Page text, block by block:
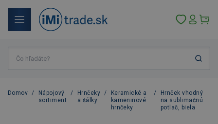
Domov /
Nápojový
sortiment
/
Hrnčeky
a šálky
/
Keramické a
kameninové
hrnčeky
/
Hrnček vhodný
na sublimačnú
potlač, biela